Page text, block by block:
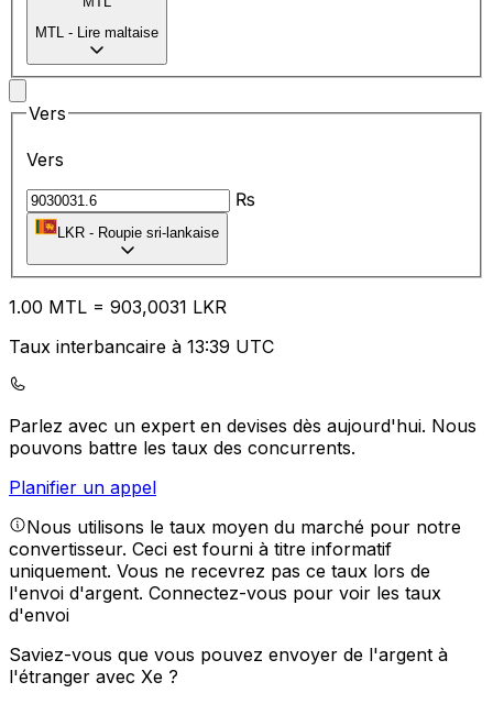
MTL - Lire maltaise
Vers
Vers
₨
LKR - Roupie sri-lankaise
1.00 MTL = 903,0031 LKR
Taux interbancaire à 13:39 UTC
Parlez avec un expert en devises dès aujourd'hui. Nous
pouvons battre les taux des concurrents.
Planifier un appel
Nous utilisons le taux moyen du marché pour notre
convertisseur. Ceci est fourni à titre informatif
uniquement. Vous ne recevrez pas ce taux lors de
l'envoi d'argent. Connectez-vous pour voir les taux
d'envoi
Saviez-vous que vous pouvez envoyer de l'argent à
l'étranger avec Xe ?